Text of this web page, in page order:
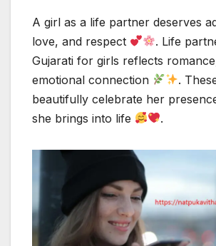
A girl as a life partner deserves
love, and respect
. Life
Gujarati for girls reflects
emotional connection
.
beautifully celebrate her
she brings into life
.